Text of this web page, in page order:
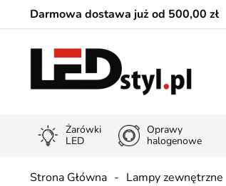
Darmowa dostawa już od 500,00 zł
Żarówki
LED
Oprawy
halogenowe
Strona Główna Lampy zewnętrzne